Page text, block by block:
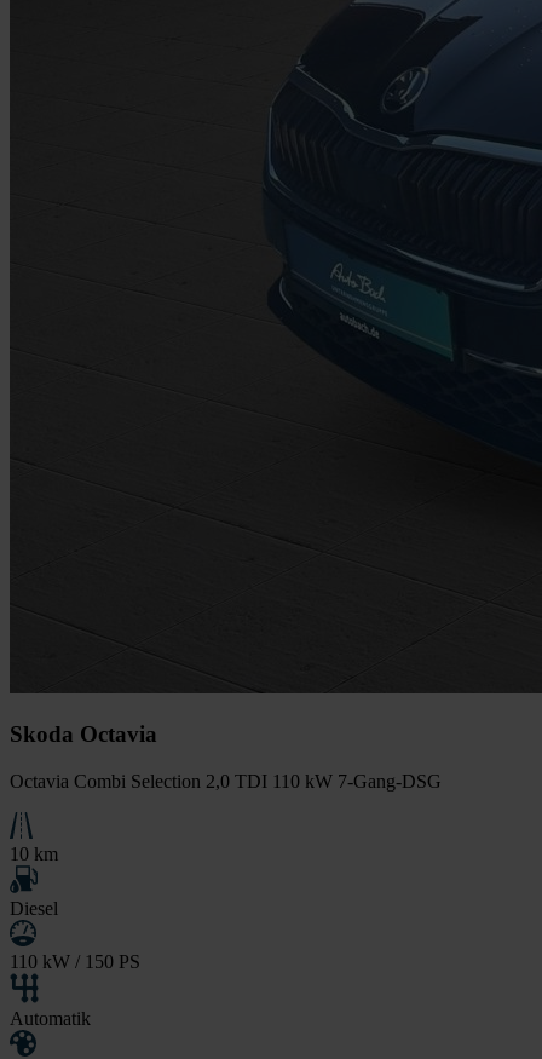
Skoda Octavia
Octavia Combi Selection 2,0 TDI 110 kW 7-Gang-DSG
10 km
Diesel
110 kW / 150 PS
Automatik